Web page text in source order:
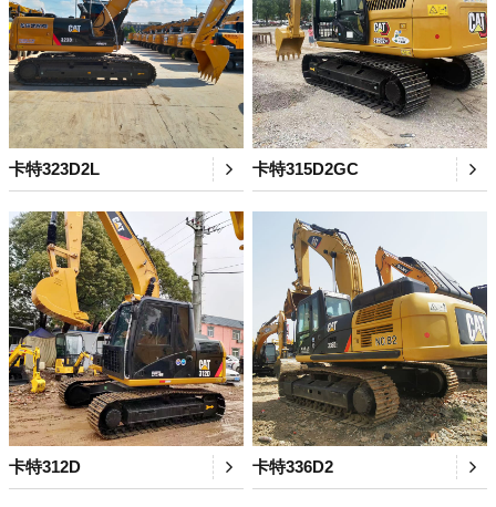
卡特323D2L 卡特315D2GC
卡特312D 卡特336D2